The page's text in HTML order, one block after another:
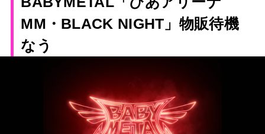
MM・BLACK NIGHT」物販待機
なう